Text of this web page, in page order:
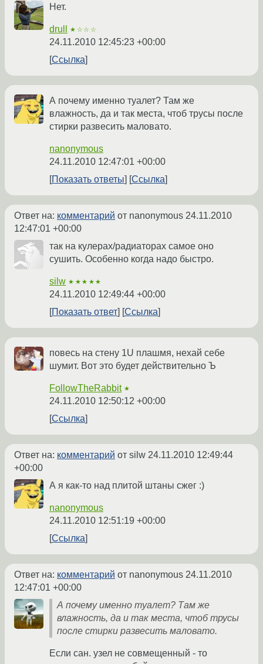
Нет.
drull ★☆☆☆
24.11.2010 12:45:23 +00:00
Ссылка
А почему именно туалет? Там же
влажность, да и так места, чтоб трусы после
стирки развесить маловато.
nanonymous
24.11.2010 12:47:01 +00:00
Показать ответы
Ссылка
Ответ на: комментарий от nanonymous 24.11.2010
12:47:01 +00:00
так на кулерах/радиаторах самое оно
сушить. Особенно когда надо быстро.
silw ★★★★★
24.11.2010 12:49:44 +00:00
Показать ответ
Ссылка
повесь на стену 1U плашмя, нехай себе
шумит. Вот это будет действительно Ъ
FollowTheRabbit ★
24.11.2010 12:50:12 +00:00
Ссылка
Ответ на: комментарий от silw 24.11.2010 12:49:44
+00:00
А я как-то над плитой штаны сжег :)
nanonymous
24.11.2010 12:51:19 +00:00
Ссылка
Ответ на: комментарий от nanonymous 24.11.2010
12:47:01 +00:00
А почему именно туалет? Там же
влажность, да и так места, чтоб трусы
после стирки развесить маловато.
Если сан. узел не совмещенный - то